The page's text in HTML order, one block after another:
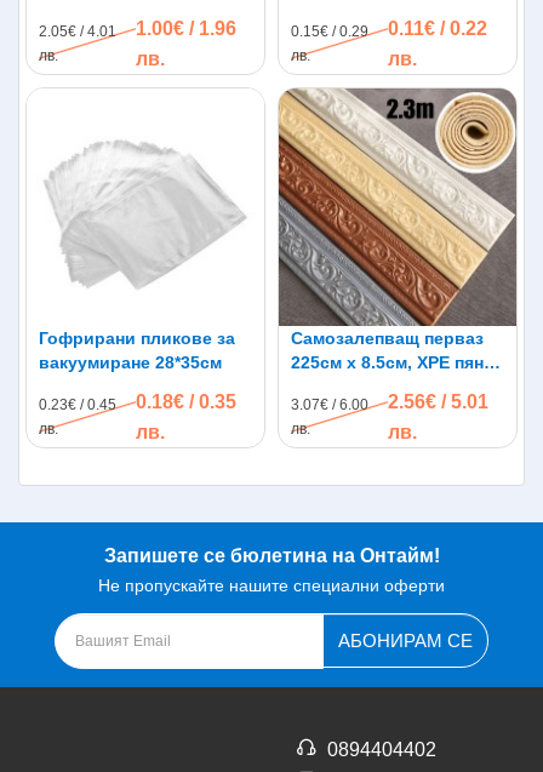
2.05€ / 4.01
лв.
1.00€ / 1.96
лв.
0.15€ / 0.29
лв.
0.11€ / 0.22
лв.
Гофрирани пликове за
вакуумиране 28*35см
0.23€ / 0.45
лв.
0.18€ / 0.35
лв.
Самозалепващ перваз
225см х 8.5см, XPE пяна,
3.07€ / 6.00
лв.
2.56€ / 5.01
лв.
Запишете се бюлетина на Онтайм!
Не пропускайте нашите специални оферти
АБОНИРАМ СЕ
0894404402